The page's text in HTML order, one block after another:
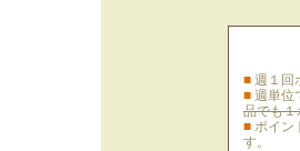
■ 週１回
■ 週単位
品でも１
■ ポイン
す。